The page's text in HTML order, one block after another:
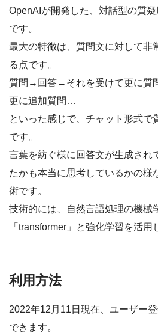
OpenAIが開発した、対話型の質
です。
最大の特徴は、質問文に対して非
る点です。
質問→回答→それを受けて更に質
更に追加質問…
といった感じで、チャット形式で
です。
言葉を紡ぐ様に回答文が生成され
たかも本当に思考しているかの様
術です。
技術的には、自然言語処理の機械
「transformer」と強化学習を活用
利用方法
2022年12月11日現在、ユーザー
できます。